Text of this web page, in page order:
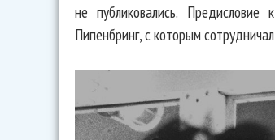
не публиковались.
Пипенбринг, с которым